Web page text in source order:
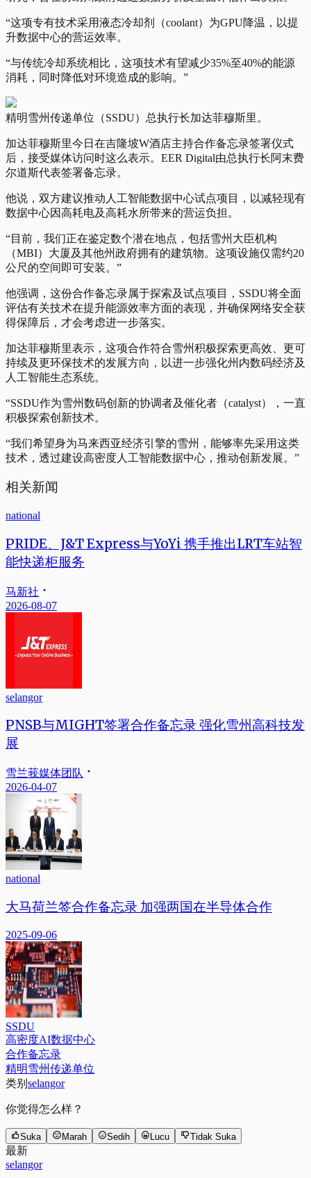
“这项专有技术采用液态冷却剂（coolant）为GPU降温，以提
升数据中心的营运效率。
“与传统冷却系统相比，这项技术有望减少35%至40%的能源
消耗，同时降低对环境造成的影响。”
精明雪州传递单位（SSDU）总执行长加达菲穆斯里。
加达菲穆斯里今日在吉隆坡W酒店主持合作备忘录签署仪式
后，接受媒体访问时这么表示。EER Digital由总执行长阿末费
尔道斯代表签署备忘录。
他说，双方建议推动人工智能数据中心试点项目，以减轻现有
数据中心因高耗电及高耗水所带来的营运负担。
“目前，我们正在鉴定数个潜在地点，包括雪州大臣机构
（MBI）大厦及其他州政府拥有的建筑物。这项设施仅需约20
公尺的空间即可安装。”
他强调，这份合作备忘录属于探索及试点项目，SSDU将全面
评估有关技术在提升能源效率方面的表现，并确保网络安全获
得保障后，才会考虑进一步落实。
加达菲穆斯里表示，这项合作符合雪州积极探索更高效、更可
持续及更环保技术的发展方向，以进一步强化州内数码经济及
人工智能生态系统。
“SSDU作为雪州数码创新的协调者及催化者（catalyst），一直
积极探索创新技术。
“我们希望身为马来西亚经济引擎的雪州，能够率先采用这类
技术，透过建设高密度人工智能数据中心，推动创新发展。”
相关新闻
national
PRIDE、J&T Express与YoYi 携手推出LRT车站智
能快递柜服务
马新社
2026-08-07
selangor
PNSB与MIGHT签署合作备忘录 强化雪州高科技发
展
雪兰莪媒体团队
2026-04-07
national
大马荷兰签合作备忘录 加强两国在半导体合作
2025-09-06
SSDU
高密度AI数据中心
合作备忘录
精明雪州传递单位
类别 selangor
你觉得怎么样？
Suka Marah Sedih Lucu Tidak Suka
最新
selangor